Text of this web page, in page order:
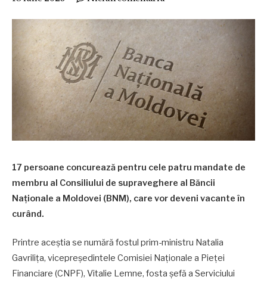
17 persoane concurează pentru cele patru mandate de
membru al Consiliului de supraveghere al Băncii
Naționale a Moldovei (BNM), care vor deveni vacante în
curând.
Printre aceștia se numără fostul prim-ministru Natalia
Gavrilița, vicepreședintele Comisiei Naționale a Pieței
Financiare (CNPF), Vitalie Lemne, fosta șefă a Serviciului